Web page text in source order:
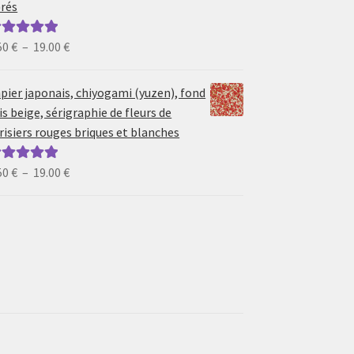
5.00sur
€ – 19.00€Plage
prix :
6.50 €
à
19.00 €
japonais, chiyogami (yuzen), fond
beige, sérigraphie de fleurs de
rouges briques et blanches
5.00sur
€ – 19.00€Plage